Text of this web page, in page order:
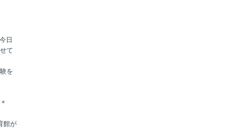
日
て
を
館が